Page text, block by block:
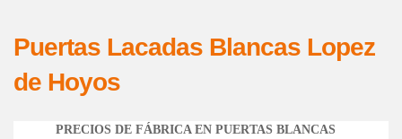
Puertas Lacadas Blancas Lopez
de Hoyos
PRECIOS DE FÁBRICA EN PUERTAS BLANCAS